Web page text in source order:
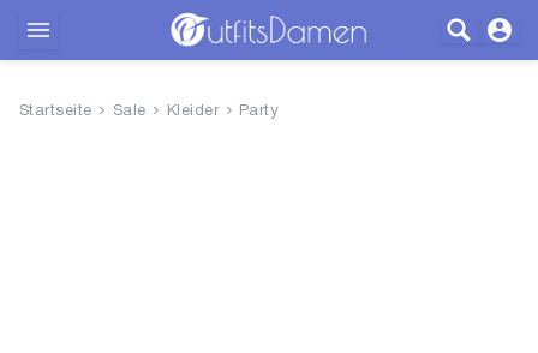
Startseite Sale Kleider Party